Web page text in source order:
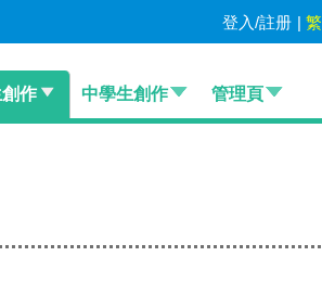
登入/註册 | 繁
作 中學生創作 管理頁